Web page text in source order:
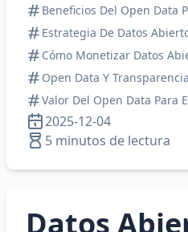
Beneficios Del Open Data
Estrategia De Datos
Cómo Monetizar Datos
Open Data Y
Valor Del Open Data Para
2025-12-04
5 minutos de lectura
Datos